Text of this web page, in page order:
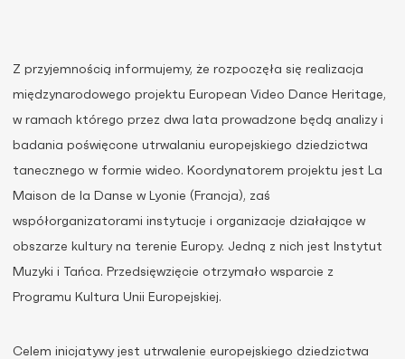
Z przyjemnością informujemy, że rozpoczęła się realizacja
międzynarodowego projektu European Video Dance Heritage,
w ramach którego przez dwa lata prowadzone będą analizy i
badania poświęcone utrwalaniu europejskiego dziedzictwa
tanecznego w formie wideo. Koordynatorem projektu jest La
Maison de la Danse w Lyonie (Francja), zaś
współorganizatorami instytucje i organizacje działające w
obszarze kultury na terenie Europy. Jedną z nich jest Instytut
Muzyki i Tańca. Przedsięwzięcie otrzymało wsparcie z
Programu Kultura Unii Europejskiej.
Celem inicjatywy jest utrwalenie europejskiego dziedzictwa